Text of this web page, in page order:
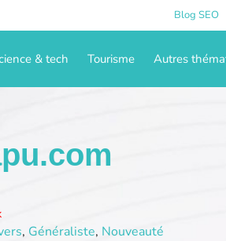
Blog SEO
& tech Tourisme Autres
, Généraliste, Nouveauté